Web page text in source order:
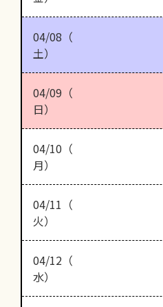
04/08（
土）
04/09（
日）
04/10（
月）
04/11（
火）
04/12（
水）